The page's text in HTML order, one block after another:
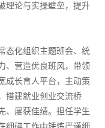
理论与实操壁垒，提升
态化组织主题班会、统
、营造优良班风，带领
成长育人平台，主动策
搭建就业创业交流桥
、屡获佳绩。担任学生